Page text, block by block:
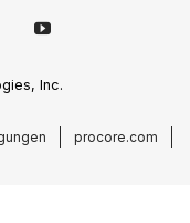
Inc.
procore.com